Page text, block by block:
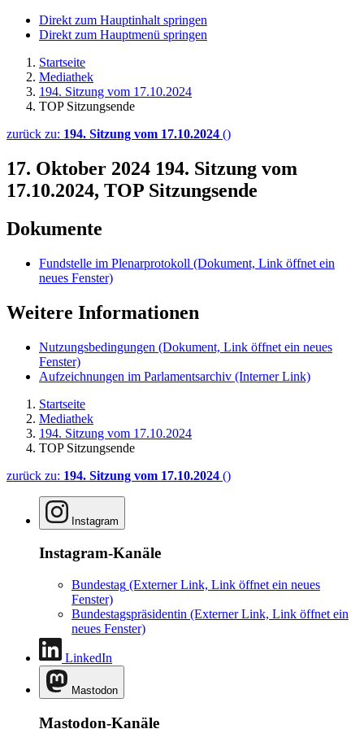
Direkt zum Hauptinhalt springen
Direkt zum Hauptmenü springen
Startseite
Mediathek
194. Sitzung vom 17.10.2024
TOP Sitzungsende
zurück zu: 194. Sitzung vom 17.10.2024 ()
17. Oktober 2024 194. Sitzung vom
17.10.2024, TOP Sitzungsende
Dokumente
Fundstelle im Plenarprotokoll (Dokument, Link öffnet ein
neues Fenster)
Weitere Informationen
Nutzungsbedingungen (Dokument, Link öffnet ein neues
Fenster)
Aufzeichnungen im Parlamentsarchiv (Interner Link)
Startseite
Mediathek
194. Sitzung vom 17.10.2024
TOP Sitzungsende
zurück zu: 194. Sitzung vom 17.10.2024 ()
Instagram
Instagram-Kanäle
Bundestag (Externer Link, Link öffnet ein neues
Fenster)
Bundestagspräsidentin (Externer Link, Link öffnet ein
neues Fenster)
LinkedIn
Mastodon
Mastodon-Kanäle